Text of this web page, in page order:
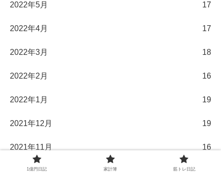
2022年5月 17
2022年4月 17
2022年3月 18
2022年2月 16
2022年1月 19
2021年12月 19
2021年11月 16
2021年10月
1億円日記 家計簿 筋トレ日記